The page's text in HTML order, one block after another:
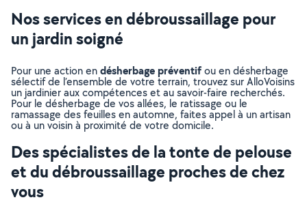
Nos services en débroussaillage pour
un jardin soigné
Pour une action endésherbage préventifou en désherbage
sélectif de l’ensemble de votre terrain, trouvez sur AlloVoisins
un jardinier aux compétences et au savoir-faire recherchés.
Pour le désherbage de vos allées, le ratissage ou le
ramassage des feuilles en automne, faites appel à un artisan
ou à un voisin à proximité de votre domicile.
Des spécialistes de la tonte de pelouse
et du débroussaillage proches de chez
vous